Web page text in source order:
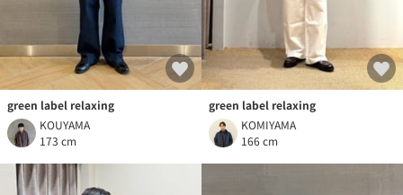
green label relaxing
KOUYAMA
173 cm
green label relaxing
KOMIYAMA
166 cm